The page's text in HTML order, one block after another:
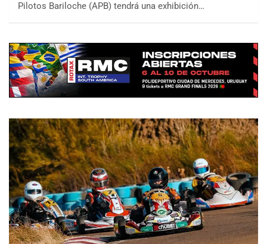
Pilotos Bariloche (APB) tendrá una exhibición…